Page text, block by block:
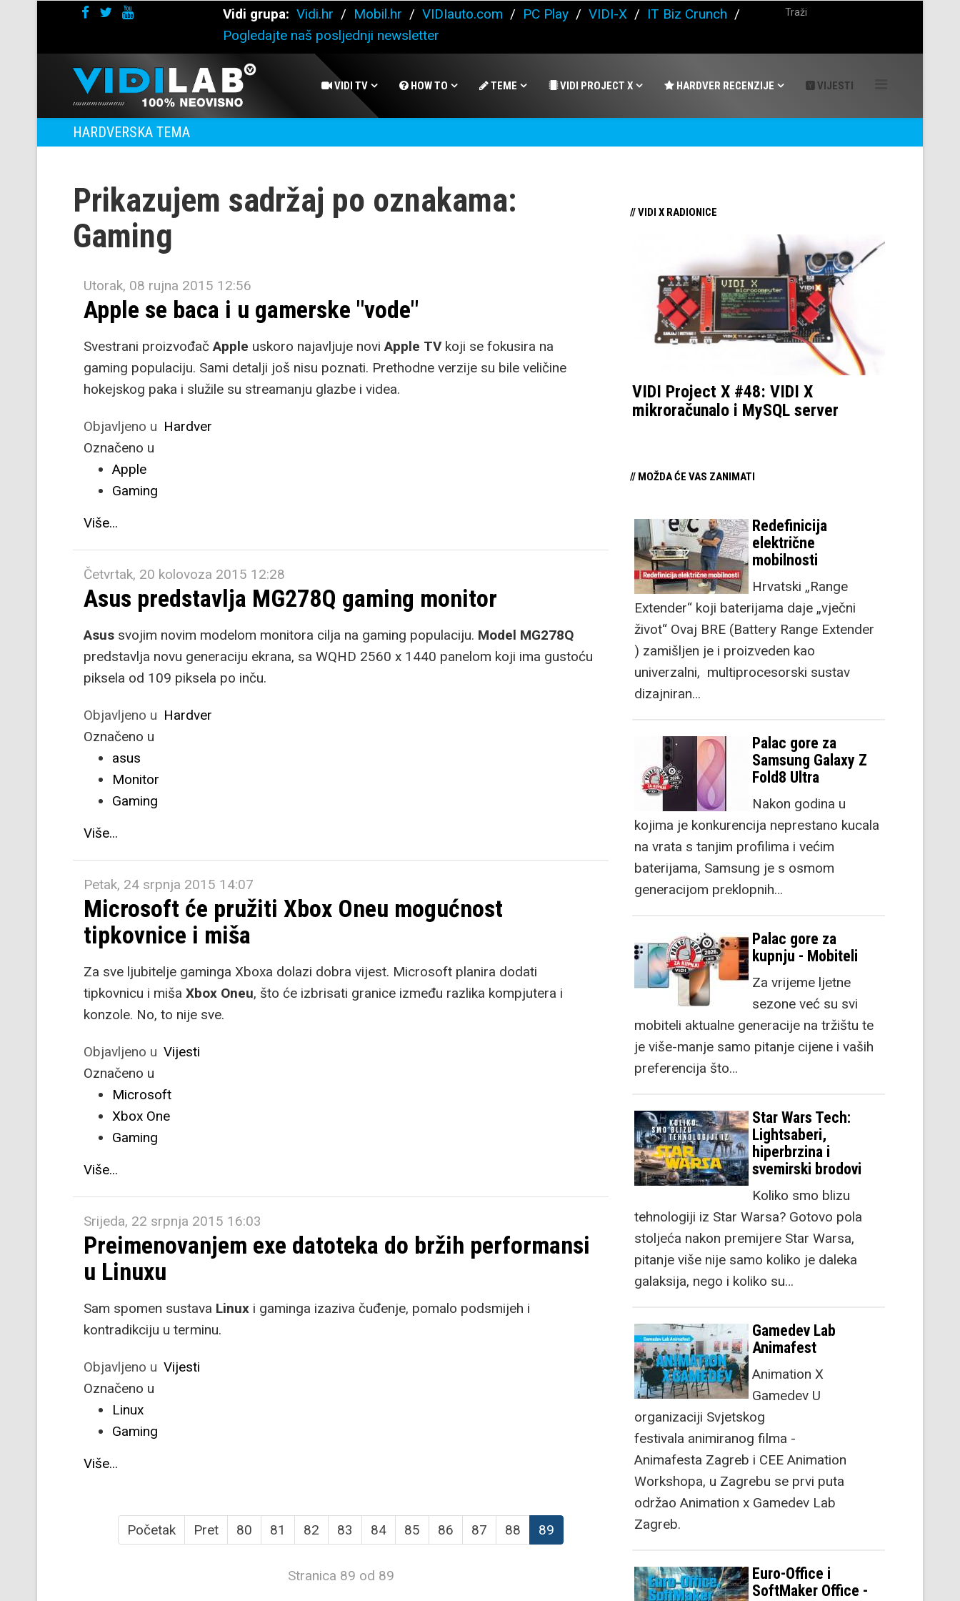
Vidi grupa: Vidi.hr / Mobil.hr / VIDIauto.com / PC Play / VIDI-X / IT Biz Crunch /
Pogledajte naš posljednji newsletter
VIDI TV HOW TO TEME VIDI PROJECT X HARDVER RECENZIJE VIJESTI
HARDVERSKA TEMA
Prikazujem sadržaj po oznakama:
Gaming
Utorak, 08 rujna 2015 12:56
Apple se baca i u gamerske "vode"
Svestrani proizvođačApple uskoro najavljuje noviApple TV koji se fokusira na
gaming populaciju. Sami detalji još nisu poznati. Prethodne verzije su bile veličine
hokejskog paka i služile su streamanju glazbe i videa.
Objavljeno u Hardver
Označeno u
Apple
Gaming
Više...
Četvrtak, 20 kolovoza 2015 12:28
Asus predstavlja MG278Q gaming monitor
Asus svojim novim modelom monitora cilja na gaming populaciju. Model MG278Q
predstavlja novu generaciju ekrana, sa WQHD 2560 x 1440 panelom koji ima gustoću
piksela od 109 piksela po inču.
Objavljeno u Hardver
Označeno u
asus
Monitor
Gaming
Više...
Petak, 24 srpnja 2015 14:07
Microsoft će pružiti Xbox Oneu mogućnost
tipkovnice i miša
Za sve ljubitelje gaminga Xboxa dolazi dobra vijest. Microsoft planira dodati
tipkovnicu i miša Xbox Oneu, što će izbrisati granice između razlika kompjutera i
konzole. No, to nije sve.
Objavljeno u Vijesti
Označeno u
Microsoft
Xbox One
Gaming
Više...
Srijeda, 22 srpnja 2015 16:03
Preimenovanjem exe datoteka do bržih performansi
u Linuxu
Sam spomen sustava Linux i gaminga izaziva čuđenje, pomalo podsmijeh i
kontradikciju u terminu.
Objavljeno u Vijesti
Označeno u
Linux
Gaming
Više...
Početak Pret 80 81 82 83 84 85 86 87 88 89
Stranica 89 od 89
// VIDI X RADIONICE
VIDI Project X #48: VIDI X
mikroračunalo i MySQL server
// MOŽDA ĆE VAS ZANIMATI
Redefinicija
električne
mobilnosti
Hrvatski „Range
Extender“ koji baterijama daje „vječni
život“ Ovaj BRE (Battery Range Extender
) zamišljen je i proizveden kao
univerzalni, multiprocesorski sustav
dizajniran…
Palac gore za
Samsung Galaxy Z
Fold8 Ultra
Nakon godina u
kojima je konkurencija neprestano kucala
na vrata s tanjim profilima i većim
baterijama, Samsung je s osmom
generacijom preklopnih…
Palac gore za
kupnju - Mobiteli
Za vrijeme ljetne
sezone već su svi
mobiteli aktualne generacije na tržištu te
je više-manje samo pitanje cijene i vaših
preferencija što…
Star Wars Tech:
Lightsaberi,
hiperbrzina i
svemirski brodovi
Koliko smo blizu
tehnologiji iz Star Warsa? Gotovo pola
stoljeća nakon premijere Star Warsa,
pitanje više nije samo koliko je daleka
galaksija, nego i koliko su…
Gamedev Lab
Animafest
Animation X
Gamedev U
organizaciji Svjetskog
festivala animiranog filma -
Animafesta Zagreb i CEE Animation
Workshopa, u Zagrebu se prvi puta
održao Animation x Gamedev Lab
Zagreb.
Euro-Office i
SoftMaker Office -